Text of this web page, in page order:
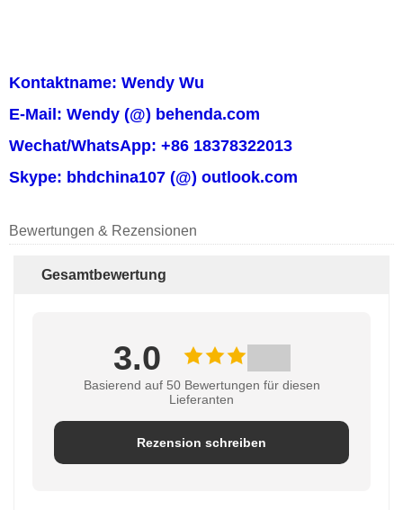
Kontaktname: Wendy Wu
E-Mail: Wendy (@) behenda.com
Wechat/WhatsApp: +86 18378322013
Skype: bhdchina107 (@) outlook.com
Bewertungen & Rezensionen
Gesamtbewertung
3.0
Basierend auf 50 Bewertungen für diesen
Lieferanten
Rezension schreiben